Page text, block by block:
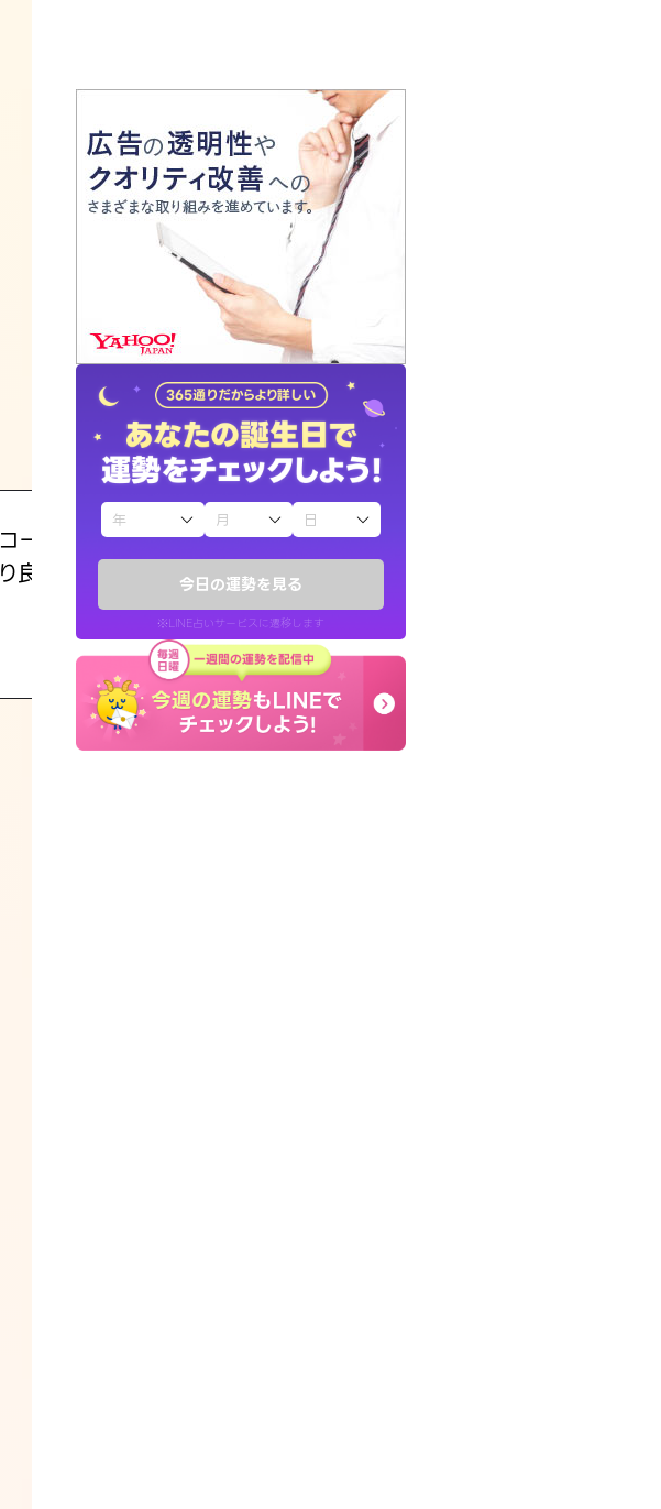
今日の運勢を見る
※LINE占いサービスに遷移します
トップ
ユーザーの声
占いの流れ
おすすめの占い師
よくある質問
えもじの子（占）12星座占い
お知らせ
コーチのように占い結果を通してよ
り良くなる指針を提示してくれます。
30代 男性